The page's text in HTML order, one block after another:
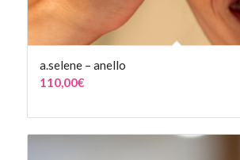
a.selene – anello
110,00€